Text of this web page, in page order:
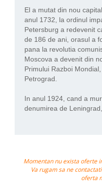
El a mutat din nou
anul 1732, la ordinul
Petersburg a redevenit
de 186 de ani, orasul a
pana la revolutia
Moscova a devenit din
Primului Razboi
Petrograd.
In anul 1924, cand a
denumirea de
Momentan nu exista oferte
Va rugam sa ne
oferta